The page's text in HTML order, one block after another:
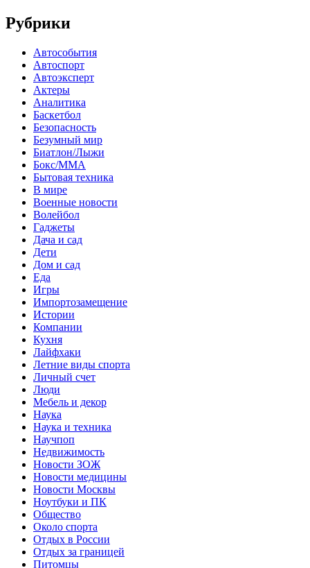
Рубрики
Автособытия
Автоспорт
Автоэксперт
Актеры
Аналитика
Баскетбол
Безопасность
Безумный мир
Биатлон/Лыжи
Бокс/MMA
Бытовая техника
В мире
Военные новости
Волейбол
Гаджеты
Дача и сад
Дети
Дом и сад
Еда
Игры
Импортозамещение
Истории
Компании
Кухня
Лайфхаки
Летние виды спорта
Личный счет
Люди
Мебель и декор
Наука
Наука и техника
Научпоп
Недвижимость
Новости ЗОЖ
Новости медицины
Новости Москвы
Ноутбуки и ПК
Общество
Около спорта
Отдых в России
Отдых за границей
Питомцы